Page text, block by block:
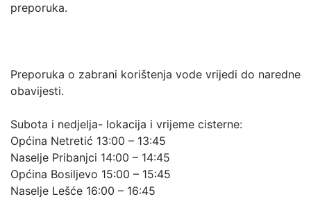
preporuka.
Preporuka o zabrani korištenja vode vrijedi do naredne
obavijesti.
Subota i nedjelja- lokacija i vrijeme cisterne:
Općina Netretić 13:00 – 13:45
Naselje Pribanjci 14:00 – 14:45
Općina Bosiljevo 15:00 – 15:45
Naselje Lešće 16:00 – 16:45